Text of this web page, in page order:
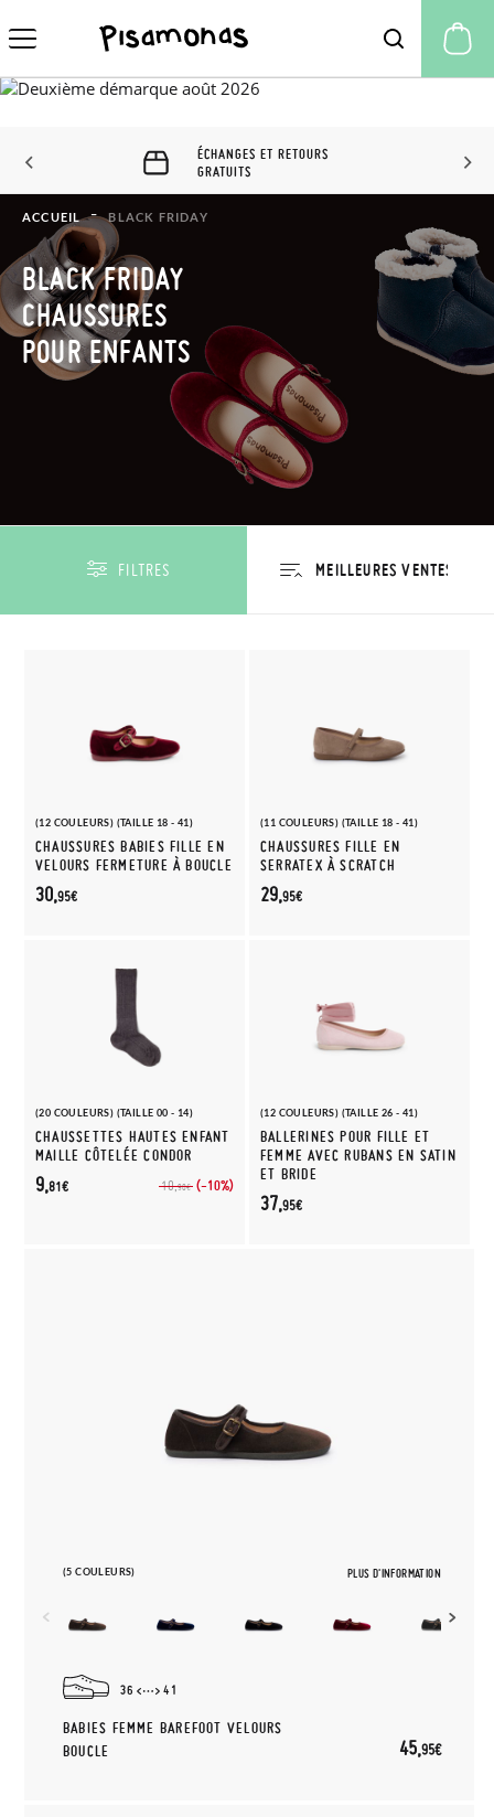
ÉCHANGES ET RETOURS 60
JOURS
ACCUEIL BLACK FRIDAY
BLACK FRIDAY
CHAUSSURES
POUR ENFANTS
FILTRES
(12 COULEURS) (TAILLE 18 - 41)
CHAUSSURES BABIES FILLE EN
VELOURS FERMETURE À BOUCLE
30,95€
(11 COULEURS) (TAILLE 18 - 41)
CHAUSSURES FILLE EN
SERRATEX À SCRATCH
29,95€
(20 COULEURS) (TAILLE 00 - 14)
CHAUSSETTES HAUTES ENFANT
MAILLE CÔTELÉE CONDOR
10,90€ (-10%)
9,81€
(12 COULEURS) (TAILLE 26 - 41)
BALLERINES POUR FILLE ET
FEMME AVEC RUBANS EN SATIN
ET BRIDE
37,95€
(5 COULEURS) PLUS D'INFORMATION
36 41
BABIES FEMME BAREFOOT VELOURS
BOUCLE
45,95€